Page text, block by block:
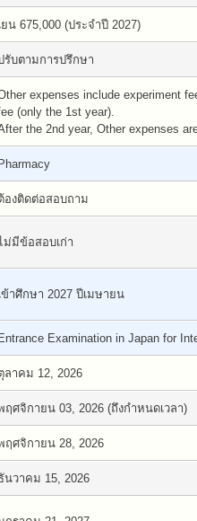
ยน 675,000 (ประจำปี 2027)
รับตามการปรึกษา
expenses include experiment
(only the 1st year).
the 2nd year, Other expenses
องติดต่อสอบถาม
ม่มีข้อสอบเก่า
ข้าศึกษา 2027 ปีเมษายน
Examination in Japan for
ลาคม 12, 2026
ฤศจิกายน 03, 2026 (ถึงกำหนดเวลา)
ฤศจิกายน 28, 2026
นวาคม 15, 2026